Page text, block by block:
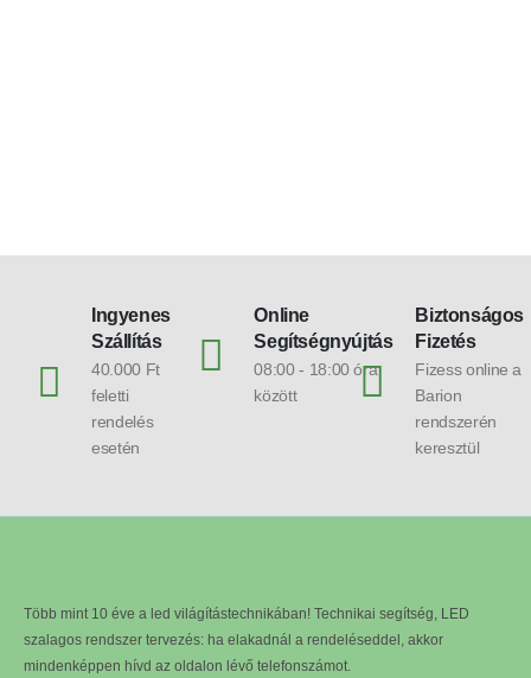
Ingyenes
Szállítás
40.000 Ft
feletti
rendelés
esetén
Online
Segítségnyújtás
08:00 - 18:00 óra
között
Biztonságos
Fizetés
Fizess online a
Barion
rendszerén
keresztül
Több mint 10 éve a led világítástechnikában! Technikai segítség, LED
szalagos rendszer tervezés: ha elakadnál a rendeléseddel, akkor
mindenképpen hívd az oldalon lévő telefonszámot.